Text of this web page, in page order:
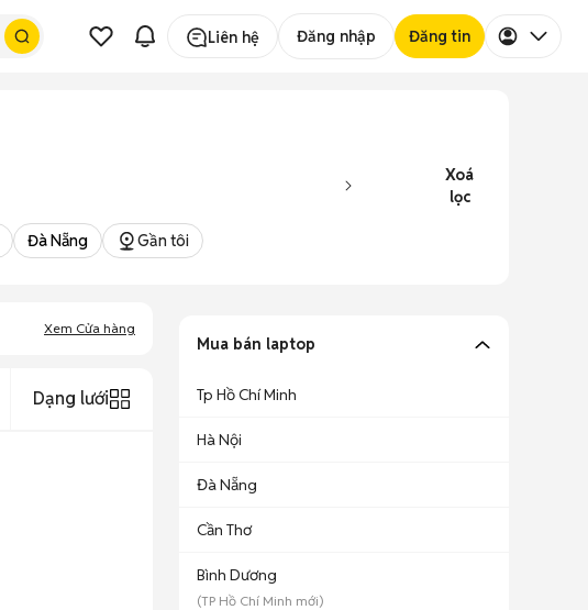
Liên hệ Đăng nhập Đăng tin
Xoá
lọc
Đà Nẵng Gần tôi
Xem Cửa hàng
Dạng lưới
Mua bán laptop
Tp Hồ Chí Minh
Hà Nội
Đà Nẵng
Cần Thơ
Bình Dương
(TP Hồ Chí Minh mới)